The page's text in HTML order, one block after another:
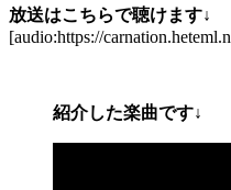
放送はこちらで聴けます↓
[audio:https://
紹介した楽曲です↓